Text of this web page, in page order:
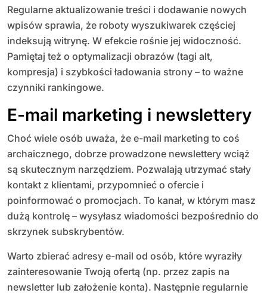
Regularne aktualizowanie treści i dodawanie nowych
wpisów sprawia, że roboty wyszukiwarek częściej
indeksują witrynę. W efekcie rośnie jej widoczność.
Pamiętaj też o optymalizacji obrazów (tagi alt,
kompresja) i szybkości ładowania strony – to ważne
czynniki rankingowe.
E-mail marketing i newslettery
Choć wiele osób uważa, że e-mail marketing to coś
archaicznego, dobrze prowadzone newslettery wciąż
są skutecznym narzędziem. Pozwalają utrzymać stały
kontakt z klientami, przypomnieć o ofercie i
poinformować o promocjach. To kanał, w którym masz
dużą kontrolę – wysyłasz wiadomości bezpośrednio do
skrzynek subskrybentów.
Warto zbierać adresy e-mail od osób, które wyraziły
zainteresowanie Twoją ofertą (np. przez zapis na
newsletter lub założenie konta). Następnie regularnie